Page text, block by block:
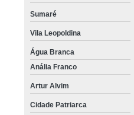
Sumaré
Vila Leopoldina
Água Branca
Anália Franco
Artur Alvim
Cidade Patriarca